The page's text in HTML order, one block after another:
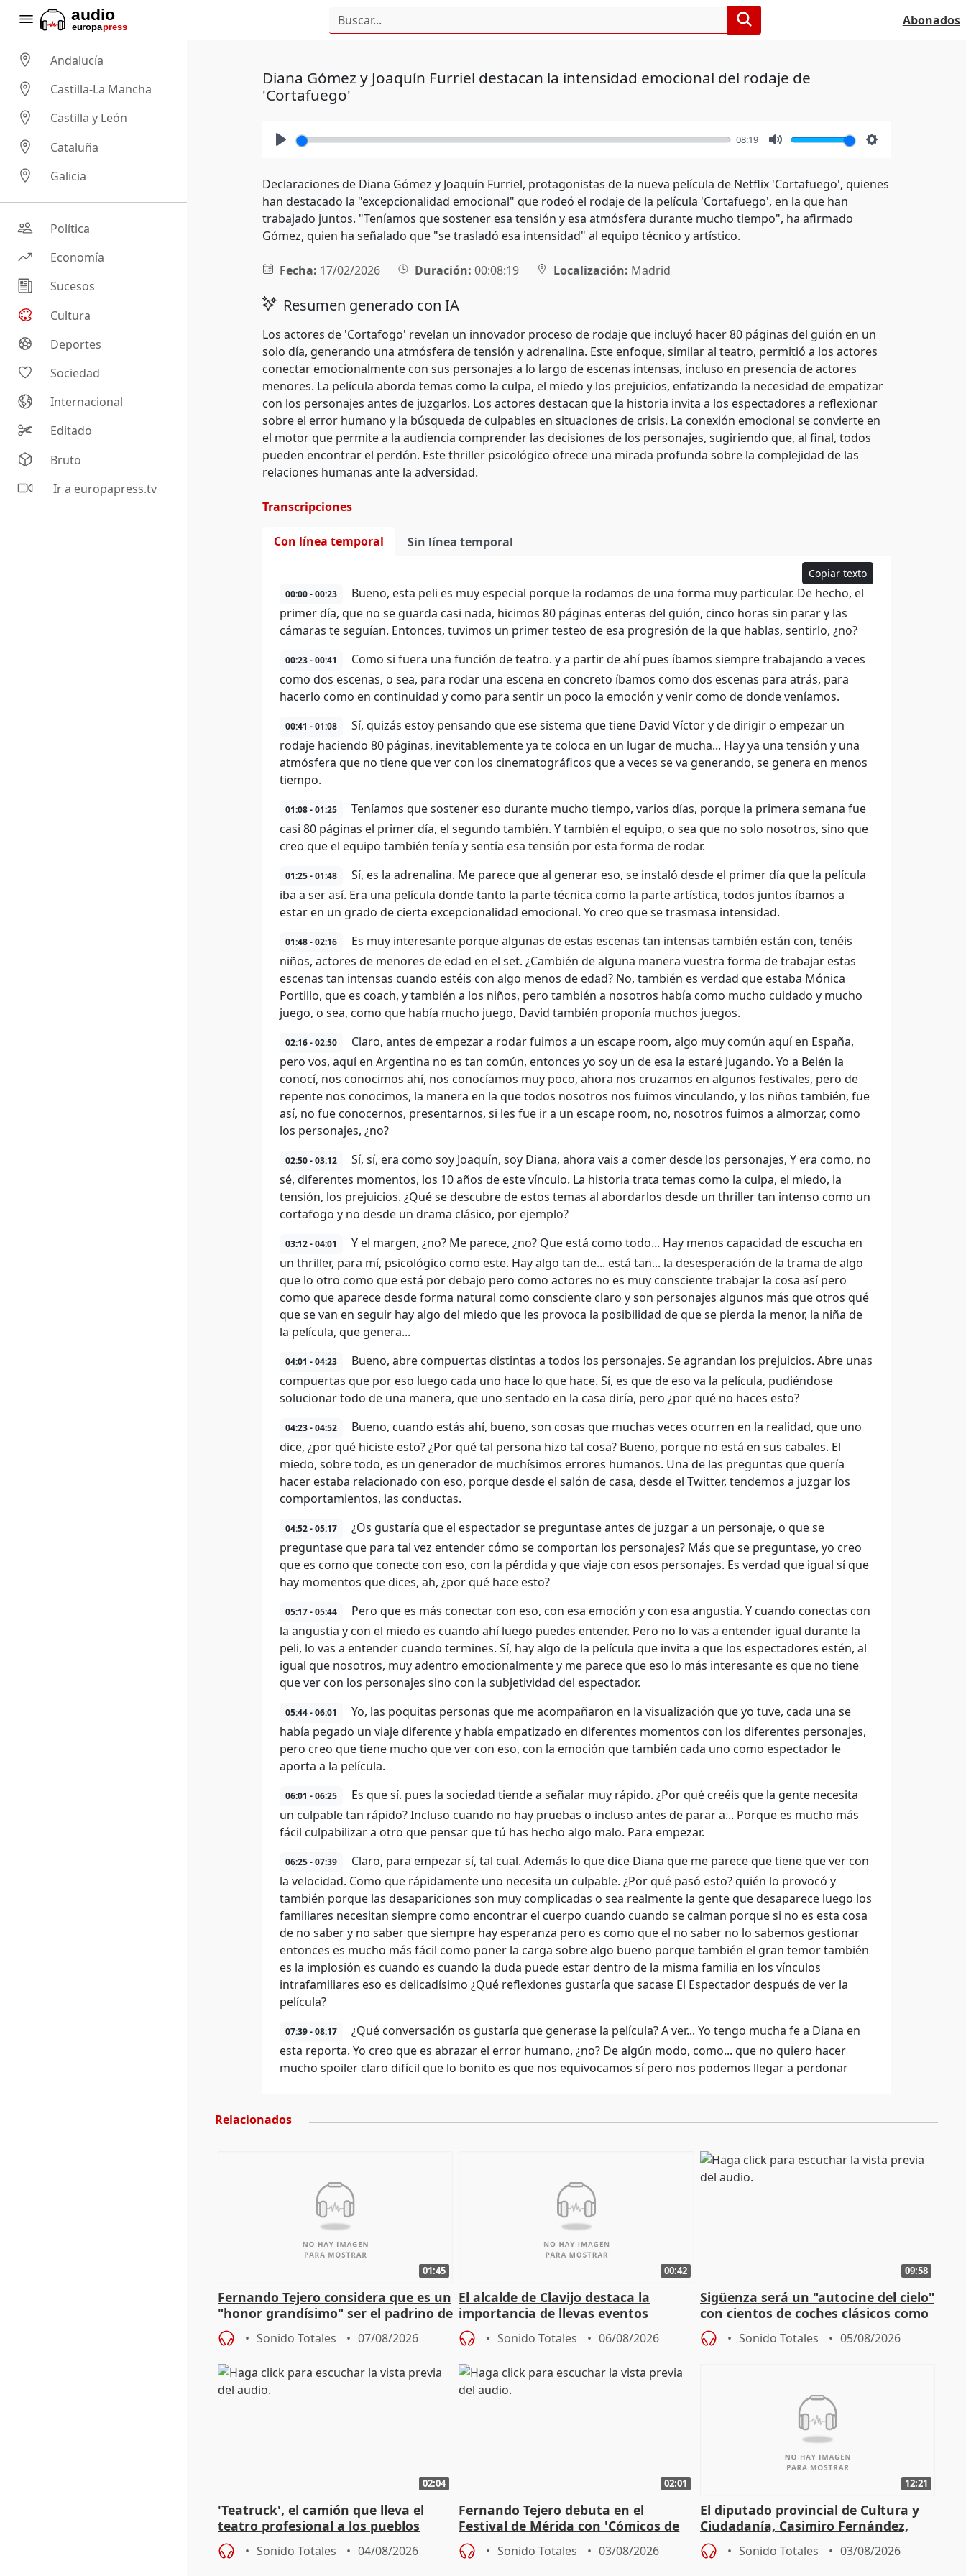
Abonados
Andalucía
Castilla-La Mancha
Castilla y León
Cataluña
Galicia
Política
Economía
Sucesos
Cultura
Deportes
Sociedad
Internacional
Editado
Bruto
Ir a europapress.tv
Diana Gómez y Joaquín Furriel destacan la intensidad emocional del rodaje de
'Cortafuego'
08:19
Declaraciones de Diana Gómez y Joaquín Furriel, protagonistas de la nueva película de Netflix 'Cortafuego', quienes
han destacado la "excepcionalidad emocional" que rodeó el rodaje de la película 'Cortafuego', en la que han
trabajado juntos. "Teníamos que sostener esa tensión y esa atmósfera durante mucho tiempo", ha afirmado
Gómez, quien ha señalado que "se trasladó esa intensidad" al equipo técnico y artístico.
Fecha: 17/02/2026 Duración: 00:08:19 Localización: Madrid
Resumen generado con IA
Los actores de 'Cortafogo' revelan un innovador proceso de rodaje que incluyó hacer 80 páginas del guión en un
solo día, generando una atmósfera de tensión y adrenalina. Este enfoque, similar al teatro, permitió a los actores
conectar emocionalmente con sus personajes a lo largo de escenas intensas, incluso en presencia de actores
menores. La película aborda temas como la culpa, el miedo y los prejuicios, enfatizando la necesidad de empatizar
con los personajes antes de juzgarlos. Los actores destacan que la historia invita a los espectadores a reflexionar
sobre el error humano y la búsqueda de culpables en situaciones de crisis. La conexión emocional se convierte en
el motor que permite a la audiencia comprender las decisiones de los personajes, sugiriendo que, al final, todos
pueden encontrar el perdón. Este thriller psicológico ofrece una mirada profunda sobre la complejidad de las
relaciones humanas ante la adversidad.
Transcripciones
Con línea temporal Sin línea temporal
Copiar texto
00:00 - 00:23
Bueno, esta peli es muy especial porque la rodamos de una forma muy particular. De hecho, el
primer día, que no se guarda casi nada, hicimos 80 páginas enteras del guión, cinco horas sin parar y las
cámaras te seguían. Entonces, tuvimos un primer testeo de esa progresión de la que hablas, sentirlo, ¿no?
00:23 - 00:41
Como si fuera una función de teatro. y a partir de ahí pues íbamos siempre trabajando a veces
como dos escenas, o sea, para rodar una escena en concreto íbamos como dos escenas para atrás, para
hacerlo como en continuidad y como para sentir un poco la emoción y venir como de donde veníamos.
00:41 - 01:08
Sí, quizás estoy pensando que ese sistema que tiene David Víctor y de dirigir o empezar un
rodaje haciendo 80 páginas, inevitablemente ya te coloca en un lugar de mucha... Hay ya una tensión y una
atmósfera que no tiene que ver con los cinematográficos que a veces se va generando, se genera en menos
tiempo.
01:08 - 01:25
Teníamos que sostener eso durante mucho tiempo, varios días, porque la primera semana fue
casi 80 páginas el primer día, el segundo también. Y también el equipo, o sea que no solo nosotros, sino que
creo que el equipo también tenía y sentía esa tensión por esta forma de rodar.
01:25 - 01:48
Sí, es la adrenalina. Me parece que al generar eso, se instaló desde el primer día que la película
iba a ser así. Era una película donde tanto la parte técnica como la parte artística, todos juntos íbamos a
estar en un grado de cierta excepcionalidad emocional. Yo creo que se trasmasa intensidad.
01:48 - 02:16
Es muy interesante porque algunas de estas escenas tan intensas también están con, tenéis
niños, actores de menores de edad en el set. ¿Cambién de alguna manera vuestra forma de trabajar estas
escenas tan intensas cuando estéis con algo menos de edad? No, también es verdad que estaba Mónica
Portillo, que es coach, y también a los niños, pero también a nosotros había como mucho cuidado y mucho
juego, o sea, como que había mucho juego, David también proponía muchos juegos.
02:16 - 02:50
Claro, antes de empezar a rodar fuimos a un escape room, algo muy común aquí en España,
pero vos, aquí en Argentina no es tan común, entonces yo soy un de esa la estaré jugando. Yo a Belén la
conocí, nos conocimos ahí, nos conocíamos muy poco, ahora nos cruzamos en algunos festivales, pero de
repente nos conocimos, la manera en la que todos nosotros nos fuimos vinculando, y los niños también, fue
así, no fue conocernos, presentarnos, si les fue ir a un escape room, no, nosotros fuimos a almorzar, como
los personajes, ¿no?
02:50 - 03:12
Sí, sí, era como soy Joaquín, soy Diana, ahora vais a comer desde los personajes, Y era como, no
sé, diferentes momentos, los 10 años de este vínculo. La historia trata temas como la culpa, el miedo, la
tensión, los prejuicios. ¿Qué se descubre de estos temas al abordarlos desde un thriller tan intenso como un
cortafogo y no desde un drama clásico, por ejemplo?
03:12 - 04:01
Y el margen, ¿no? Me parece, ¿no? Que está como todo... Hay menos capacidad de escucha en
un thriller, para mí, psicológico como este. Hay algo tan de... está tan... la desesperación de la trama de algo
que lo otro como que está por debajo pero como actores no es muy consciente trabajar la cosa así pero
como que aparece desde forma natural como consciente claro y son personajes algunos más que otros qué
que se van en seguir hay algo del miedo que les provoca la posibilidad de que se pierda la menor, la niña de
la película, que genera...
04:01 - 04:23
Bueno, abre compuertas distintas a todos los personajes. Se agrandan los prejuicios. Abre unas
compuertas que por eso luego cada uno hace lo que hace. Sí, es que de eso va la película, pudiéndose
solucionar todo de una manera, que uno sentado en la casa diría, pero ¿por qué no haces esto?
04:23 - 04:52
Bueno, cuando estás ahí, bueno, son cosas que muchas veces ocurren en la realidad, que uno
dice, ¿por qué hiciste esto? ¿Por qué tal persona hizo tal cosa? Bueno, porque no está en sus cabales. El
miedo, sobre todo, es un generador de muchísimos errores humanos. Una de las preguntas que quería
hacer estaba relacionado con eso, porque desde el salón de casa, desde el Twitter, tendemos a juzgar los
comportamientos, las conductas.
04:52 - 05:17
¿Os gustaría que el espectador se preguntase antes de juzgar a un personaje, o que se
preguntase que para tal vez entender cómo se comportan los personajes? Más que se preguntase, yo creo
que es como que conecte con eso, con la pérdida y que viaje con esos personajes. Es verdad que igual sí que
hay momentos que dices, ah, ¿por qué hace esto?
05:17 - 05:44
Pero que es más conectar con eso, con esa emoción y con esa angustia. Y cuando conectas con
la angustia y con el miedo es cuando ahí luego puedes entender. Pero no lo vas a entender igual durante la
peli, lo vas a entender cuando termines. Sí, hay algo de la película que invita a que los espectadores estén, al
igual que nosotros, muy adentro emocionalmente y me parece que eso lo más interesante es que no tiene
que ver con los personajes sino con la subjetividad del espectador.
05:44 - 06:01
Yo, las poquitas personas que me acompañaron en la visualización que yo tuve, cada una se
había pegado un viaje diferente y había empatizado en diferentes momentos con los diferentes personajes,
pero creo que tiene mucho que ver con eso, con la emoción que también cada uno como espectador le
aporta a la película.
06:01 - 06:25
Es que sí. pues la sociedad tiende a señalar muy rápido. ¿Por qué creéis que la gente necesita
un culpable tan rápido? Incluso cuando no hay pruebas o incluso antes de parar a... Porque es mucho más
fácil culpabilizar a otro que pensar que tú has hecho algo malo. Para empezar.
06:25 - 07:39
Claro, para empezar sí, tal cual. Además lo que dice Diana que me parece que tiene que ver con
la velocidad. Como que rápidamente uno necesita un culpable. ¿Por qué pasó esto? quién lo provocó y
también porque las desapariciones son muy complicadas o sea realmente la gente que desaparece luego los
familiares necesitan siempre como encontrar el cuerpo cuando cuando se calman porque si no es esta cosa
de no saber y no saber que siempre hay esperanza pero es como que el no saber no lo sabemos gestionar
entonces es mucho más fácil como poner la carga sobre algo bueno porque también el gran temor también
es la implosión es cuando es cuando la duda puede estar dentro de la misma familia en los vínculos
intrafamiliares eso es delicadísimo ¿Qué reflexiones gustaría que sacase El Espectador después de ver la
película?
07:39 - 08:17
¿Qué conversación os gustaría que generase la película? A ver... Yo tengo mucha fe a Diana en
esta reporta. Yo creo que es abrazar el error humano, ¿no? De algún modo, como... que no quiero hacer
mucho spoiler claro difícil que lo bonito es que nos equivocamos sí pero nos podemos llegar a perdonar
Relacionados
01:45
Fernando Tejero considera que es un
"honor grandísimo" ser el padrino de
la representación
Sonido Totales 07/08/2026
00:42
El alcalde de Clavijo destaca la
importancia de llevas eventos
culturales a los pueblos
Sonido Totales 06/08/2026
09:58
Sigüenza será un "autocine del cielo"
con cientos de coches clásicos como
espectadores
Sonido Totales 05/08/2026
02:04
'Teatruck', el camión que lleva el
teatro profesional a los pueblos
extremeños
Sonido Totales 04/08/2026
02:01
Fernando Tejero debuta en el
Festival de Mérida con 'Cómicos de
Roma': "Strabo me ha escogido"
Sonido Totales 03/08/2026
12:21
El diputado provincial de Cultura y
Ciudadanía, Casimiro Fernández,
sobre el balance de entradas
Sonido Totales 03/08/2026